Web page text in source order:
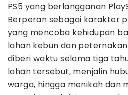
PS5 yang berlangganan
Berperan sebagai karakter
yang mencoba kehidupan
lahan kebun dan
diberi waktu selama tiga
lahan tersebut, menjalin
warga, hingga menikah dan